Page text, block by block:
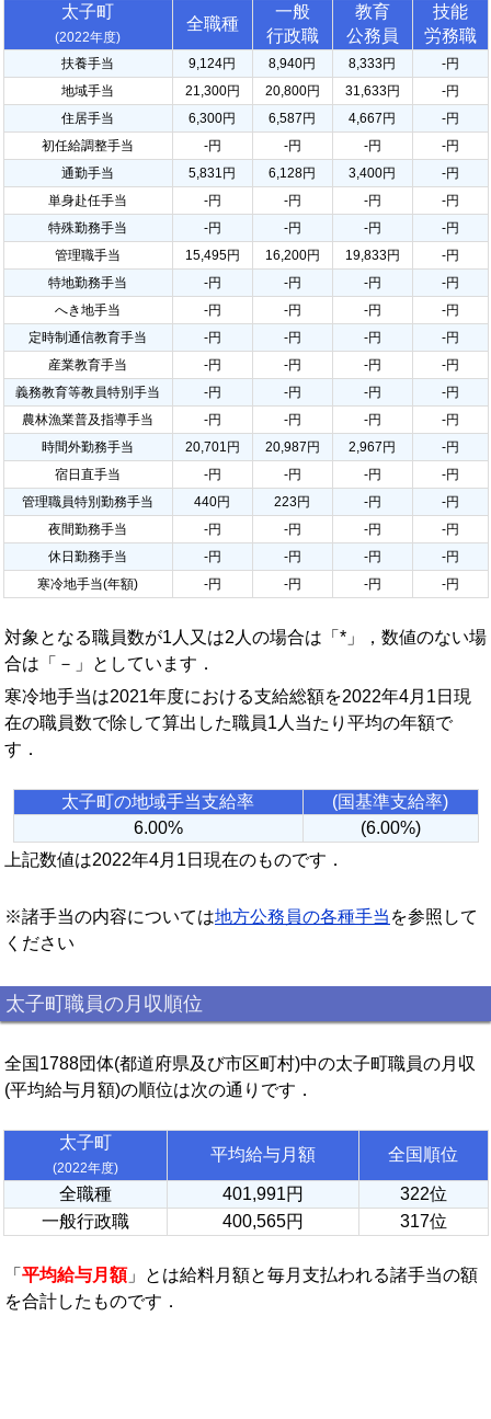
太子町
(2022年度)
全職種
一般
行政職
教育
公務員
技能
労務職
扶養手当 9,124円 8,940円 8,333円
-円
地域手当
21,300円 20,800円 31,633円
-円
住居手当
6,300円 6,587円 4,667円
-円
初任給調整手当
-円 -円 -円
-円
通勤手当
5,831円 6,128円 3,400円
-円
単身赴任手当
-円 -円 -円
-円
特殊勤務手当
-円 -円 -円
-円
管理職手当
15,495円 16,200円 19,833円
-円
特地勤務手当
-円 -円 -円
-円
へき地手当
-円 -円 -円
-円
定時制通信教育手当
-円 -円 -円
-円
産業教育手当
-円 -円 -円
-円
義務教育等教員特別手当
-円 -円 -円
-円
農林漁業普及指導手当
-円 -円 -円
-円
時間外勤務手当
20,701円 20,987円 2,967円
-円
宿日直手当
-円 -円 -円
-円
管理職員特別勤務手当
440円 223円 -円
-円
夜間勤務手当
-円 -円 -円
-円
休日勤務手当
-円 -円 -円
-円
寒冷地手当(年額)
-円 -円 -円 -円
対象となる職員数が1人又は2人の場合は「*」，数値のない場
合は「－」としています．
寒冷地手当は2021年度における支給総額を2022年4月1日現
在の職員数で除して算出した職員1人当たり平均の年額で
す．
太子町の地域手当支給率
(国基準支給率)
6.00%
(6.00%)
上記数値は2022年4月1日現在のものです．
※諸手当の内容については地方公務員の各種手当 を参照して
ください
太子町職員の月収順位
全国1788団体(都道府県及び市区町村)中の太子町職員の月収
(平均給与月額)の順位は次の通りです．
太子町
(2022年度)
平均給与月額 全国順位
全職種 401,991円
322位
一般行政職
400,565円 317位
「 平均給与月額」とは給料月額と毎月支払われる諸手当の額
を合計したものです．